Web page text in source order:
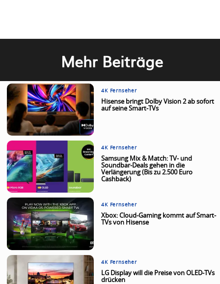
Mehr Beiträge
4K Fernseher
Hisense bringt Dolby Vision 2 ab sofort
auf seine Smart-TVs
4K Fernseher
Samsung Mix & Match: TV- und
Soundbar-Deals gehen in die
Verlängerung (Bis zu 2.500 Euro
Cashback)
4K Fernseher
Xbox: Cloud-Gaming kommt auf Smart-
TVs von Hisense
4K Fernseher
LG Display will die Preise von OLED-TVs
drücken